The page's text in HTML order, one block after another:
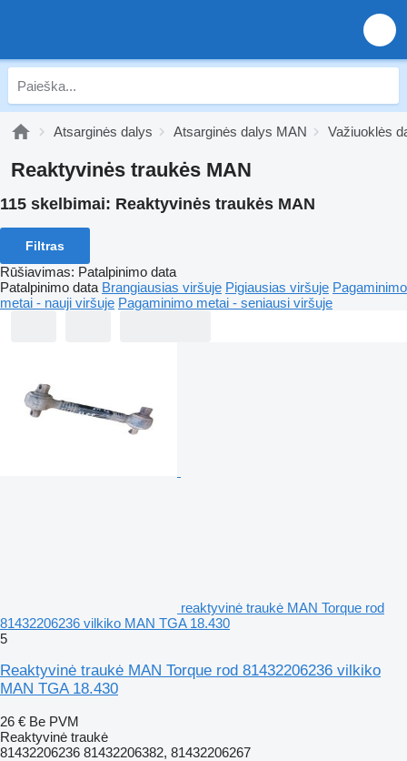
Atsarginės dalys Atsarginės dalys MAN Važiuoklės
Reaktyvinės traukės MAN
115 skelbimai: Reaktyvinės traukės MAN
Filtras
Rūšiavimas: Patalpinimo data
Patalpinimo data Brangiausias viršuje Pigiausias viršuje Pagaminimo
metai - nauji viršuje Pagaminimo metai - seniausi viršuje
reaktyvinė traukė MAN Torque rod
81432206236 vilkiko MAN TGA 18.430
5
Reaktyvinė traukė MAN Torque rod 81432206236 vilkiko
MAN TGA 18.430
26 € Be PVM
Reaktyvinė traukė
81432206236 81432206382, 81432206267